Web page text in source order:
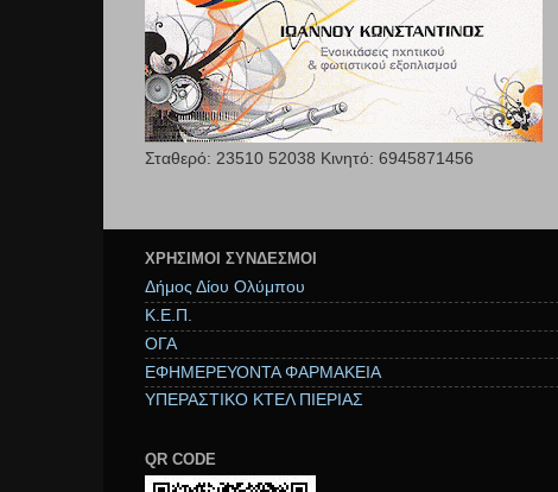
Σταθερό: 23510 52038 Κινητό: 6945871456
ΧΡΉΣΙΜΟΙ ΣΥΝΔΕΣΜΟΙ
Δήμος Δίου Ολύμπου
Κ.Ε.Π.
ΟΓΑ
ΕΦΗΜΕΡΕΥΟΝΤΑ ΦΑΡΜΑΚΕΙΑ
ΥΠΕΡΑΣΤΙΚΟ ΚΤΕΛ ΠΙΕΡΙΑΣ
QR CODE